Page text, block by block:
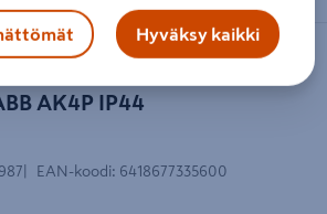
AK4P IP44
EAN-koodi: 6418677335600
Hyväksy kaikki